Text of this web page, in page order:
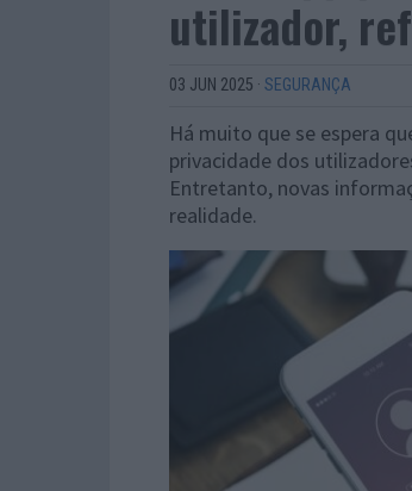
utilizador,
03 JUN 2025 · SEGURANÇA
Há muito que se espera
privacidade dos
Entretanto, novas
realidade.